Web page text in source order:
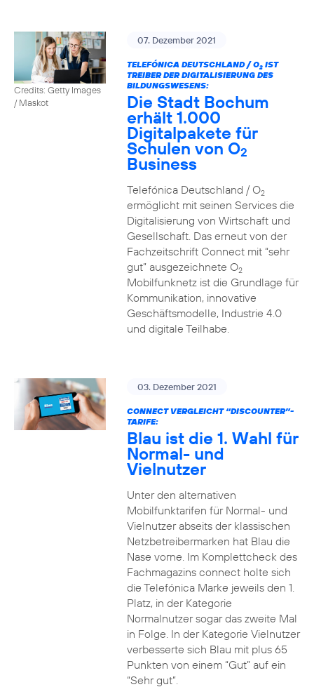
Credits: Getty Images
/ Maskot
07. Dezember 2021
TELEFÓNICA DEUTSCHLAND / O2IST
TREIBER DER DIGITALISIERUNG DES
BILDUNGSWESENS:
Die Stadt Bochum
erhält 1.000
Digitalpakete für
Schulen von O2
Business
Telefónica Deutschland / O2
ermöglicht mit seinen Services die
Digitalisierung von Wirtschaft und
Gesellschaft. Das erneut von der
Fachzeitschrift Connect mit “sehr
gut” ausgezeichnete O2
Mobilfunknetz ist die Grundlage für
Kommunikation, innovative
Geschäftsmodelle, Industrie 4.0
und digitale Teilhabe.
03. Dezember 2021
CONNECT VERGLEICHT “DISCOUNTER”-
TARIFE:
Blau ist die 1. Wahl für
Normal- und
Vielnutzer
Unter den alternativen
Mobilfunktarifen für Normal- und
Vielnutzer abseits der klassischen
Netzbetreibermarken hat Blau die
Nase vorne. Im Komplettcheck des
Fachmagazins connect holte sich
die Telefónica Marke jeweils den 1.
Platz, in der Kategorie
Normalnutzer sogar das zweite Mal
in Folge. In der Kategorie Vielnutzer
verbesserte sich Blau mit plus 65
Punkten von einem “Gut” auf ein
“Sehr gut”.